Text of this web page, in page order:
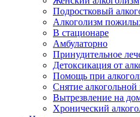
Подростковый
Алкоголизм
В стационаре
Амбулаторно
Принудительное
Детоксикация от
Помощь при
Снятие
Вытрезвление на
Хронический